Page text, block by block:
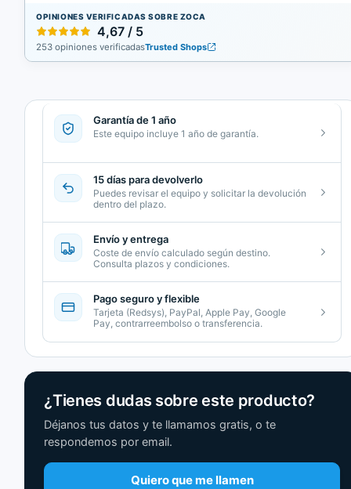
OPINIONES VERIFICADAS SOBRE ZOCA
4,67 / 5
253 opiniones verificadasTrusted Shops
Garantía de 1 año
Este equipo incluye 1 año de garantía.
15 días para devolverlo
Puedes revisar el equipo y solicitar la devolución
dentro del plazo.
Envío y entrega
Coste de envío calculado según destino.
Consulta plazos y condiciones.
Pago seguro y flexible
Tarjeta (Redsys), PayPal, Apple Pay, Google
Pay, contrarreembolso o transferencia.
¿Tienes dudas sobre este producto?
Déjanos tus datos y te llamamos gratis, o te
respondemos por email.
Quiero que me llamen